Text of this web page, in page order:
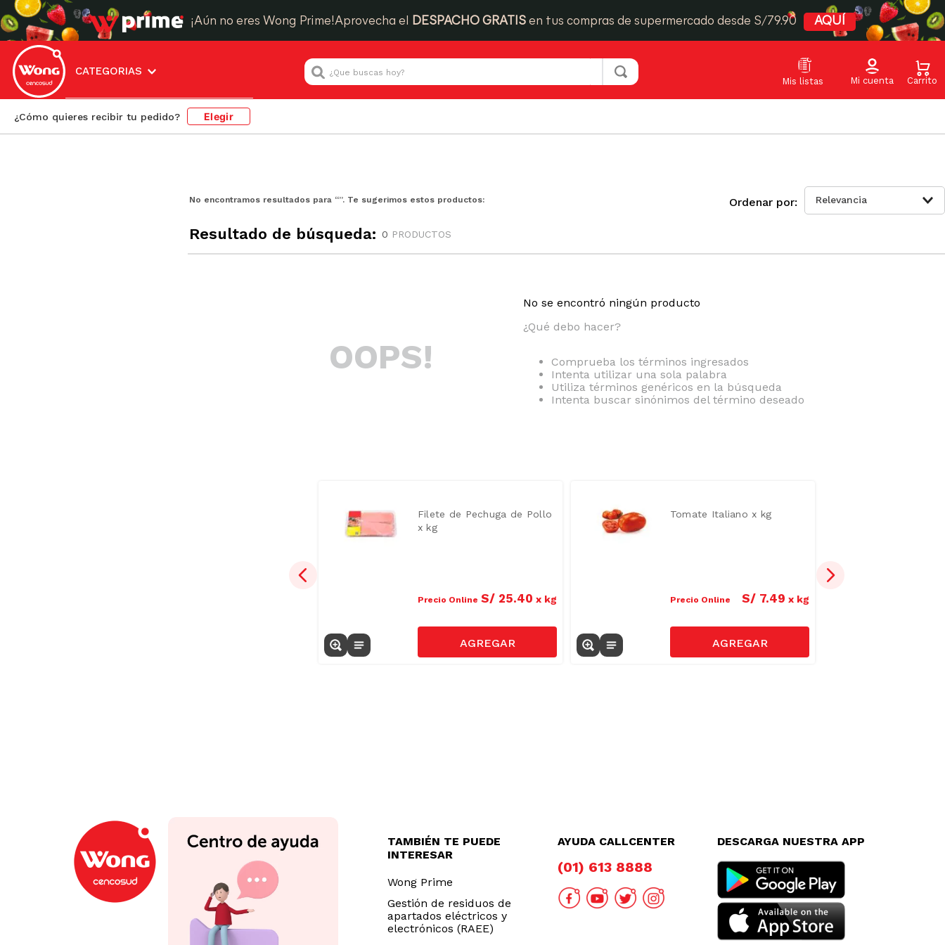
¡Aún no eres Wong Prime!Aprovecha el DESPACHO GRATIS en tus compras de supermercado desde S/79.90 AQUÍ
CATEGORIAS
¿Que buscas hoy?
¿Cómo quieres recibir tu pedido? Elegir
No encontramos resultados para “”. Te sugerimos estos productos:
Resultado de búsqueda: 0 PRODUCTOS
Relevancia
OOPS!
No se encontró ningún producto
¿Qué debo hacer?
Comprueba los términos ingresados
Intenta utilizar una sola palabra
Utiliza términos genéricos en la búsqueda
Intenta buscar sinónimos del término deseado
Filete de Pechuga de Pollo
x kg
Precio Online S/ 25.40 x kg
Tomate Italiano x kg
Precio Online S/ 7.49 x kg
TAMBIÉN TE PUEDE
INTERESAR
Wong Prime
Gestión de residuos de
apartados eléctricos y
electrónicos (RAEE)
AYUDA CALLCENTER
(01) 613 8888
DESCARGA NUESTRA APP